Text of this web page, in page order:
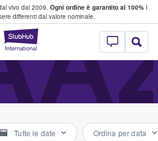
vivo dal 2009. Ogni ordine è garantito al 100%I
differenti dal valore nominale.
StubHub - Dove
biglietti
Tutte le date Ordina per data